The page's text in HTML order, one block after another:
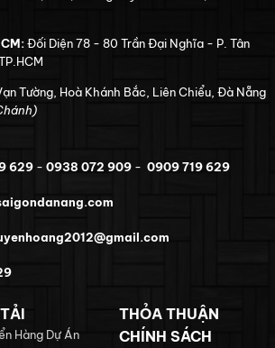
Đối Diện 78 - 80 Trần Đại Nghĩa - P. Tân
Tường, Hoà Khánh Bắc, Liên Chiểu, Đà Nẵng
629 - 0938 072 909 - 0909 719 629
Hàng Dự Án
THỎA THUẬN
CHÍNH SÁCH